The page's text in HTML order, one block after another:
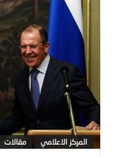
المركز الاعلامي مقالات